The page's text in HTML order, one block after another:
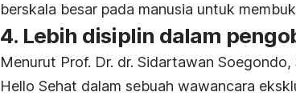
berskala besar pada manusia untuk
4. Lebih disiplin dalam
Menurut Prof. Dr. dr. Sidartawan
Hello Sehat dalam sebuah wawancara